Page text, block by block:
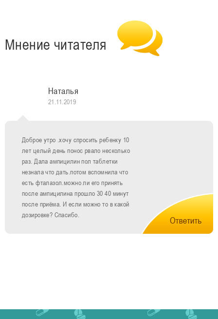
Мнение читателя
Наталья
21.11.2019
Доброе утро .хочу спросить ребенку 10
лет целый день понос рвало несколько
раз. Дала ампицилин пол таблетки
незнала что дать.потом вспомнила что
есть фталазол.можно ли его принять
после ампицилина прошло 30 40 минут
после приёма. И если можно то в какой
дозировке? Спасибо.